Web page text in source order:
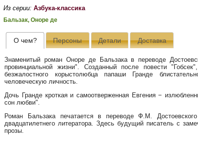
Из серии: Азбука-классика
Бальзак, Оноре де
О чем? Персоны Детали Доставка
Знаменитый роман Оноре де Бальзака в переводе
провинциальной жизни". Созданный после повести
безжалостного корыстолюбца папаши Гранде
человеческую личность.
Дочь Гранде кроткая и самоотверженная Евгения −
сон любви".
Роман Бальзака печатается в переводе Ф.М.
двадцатилетнего литератора. Здесь будущий писатель с
прозы.